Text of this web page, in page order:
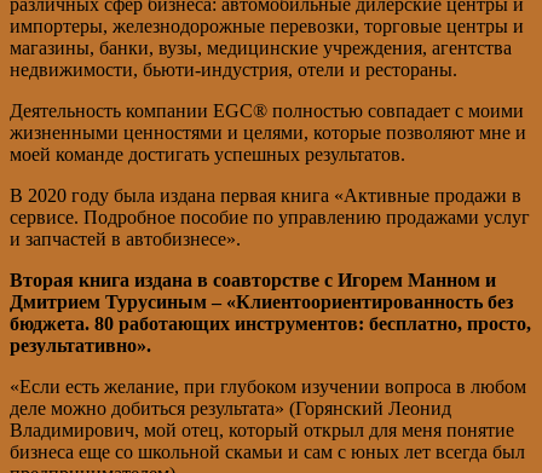
различных сфер бизнеса: автомобильные дилерские центры и
импортеры, железнодорожные перевозки, торговые центры и
магазины, банки, вузы, медицинские учреждения, агентства
недвижимости, бьюти-индустрия, отели и рестораны.
Деятельность компании EGC®️ полностью совпадает с моими
жизненными ценностями и целями, которые позволяют мне и
моей команде достигать успешных результатов.
В 2020 году была издана первая книга «Активные продажи в
сервисе. Подробное пособие по управлению продажами услуг
и запчастей в автобизнесе».
Вторая книга издана в соавторстве с Игорем Манном и
Дмитрием Турусиным – «Клиентоориентированность без
бюджета. 80 работающих инструментов: бесплатно, просто,
результативно».
«Если есть желание, при глубоком изучении вопроса в любом
деле можно добиться результата» (Горянский Леонид
Владимирович, мой отец, который открыл для меня понятие
бизнеса еще со школьной скамьи и сам с юных лет всегда был